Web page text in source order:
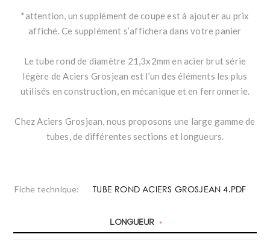
*attention, un supplément de coupe est à ajouter au prix
affiché. Ce supplément s’affichera dans votre panier
Le tube rond de diamètre 21,3x2mm en acier brut série
légère de Aciers Grosjean est l’un des éléments les plus
utilisés en construction, en mécanique et en ferronnerie.
Chez Aciers Grosjean, nous proposons une large gamme de
tubes, de différentes sections et longueurs.
Fiche technique: TUBE ROND ACIERS GROSJEAN 4.PDF
Longueur *